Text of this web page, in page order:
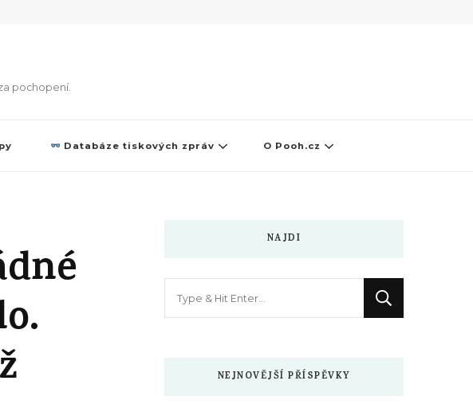
pochopení.
Databáze tiskových zpráv O Pooh.cz
NAJDI
NEJNOVĚJŠÍ PŘÍSPĚVKY